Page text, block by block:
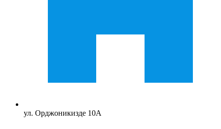
ул. Орджоникизде 10А